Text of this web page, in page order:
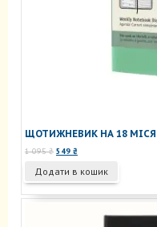
ЩОТИЖНЕВИК НА 18
1 095₴ Оригінальна
1
095 ₴.
549 ₴Поточна
549 ₴.
Додати в кошик